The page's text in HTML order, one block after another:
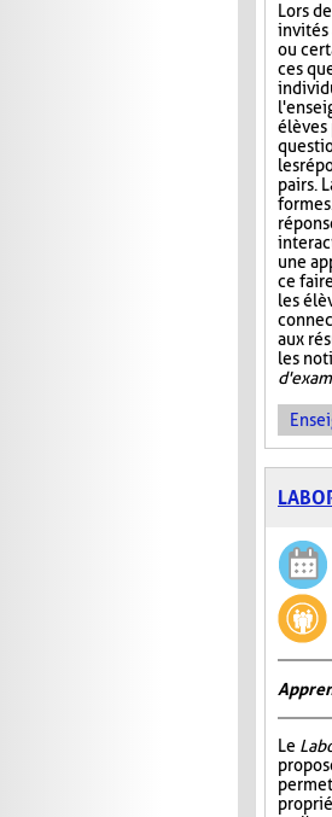
Lors
invités
ou
ces
élèves
les
pairs.
une
ce
les
aux
les
Le